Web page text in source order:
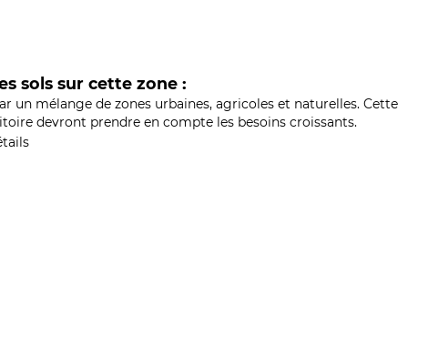
sols sur cette zone :
un mélange de zones urbaines, agricoles et naturelles. Cette
devront prendre en compte les besoins croissants.